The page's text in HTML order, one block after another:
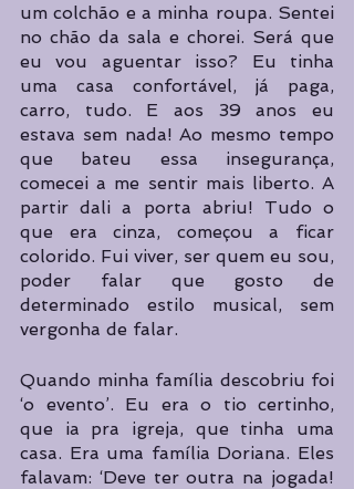
um colchão e a minha roupa. Sentei
no chão da sala e chorei. Será que
eu vou aguentar isso? Eu tinha
uma casa confortável, já paga,
carro, tudo. E aos 39 anos eu
estava sem nada! Ao mesmo tempo
que bateu essa insegurança,
comecei a me sentir mais liberto. A
partir dali a porta abriu! Tudo o
que era cinza, começou a ficar
colorido. Fui viver, ser quem eu sou,
poder falar que gosto de
determinado estilo musical, sem
vergonha de falar.
Quando minha família descobriu foi
‘o evento’. Eu era o tio certinho,
que ia pra igreja, que tinha uma
casa. Era uma família Doriana. Eles
falavam: ‘Deve ter outra na jogada!